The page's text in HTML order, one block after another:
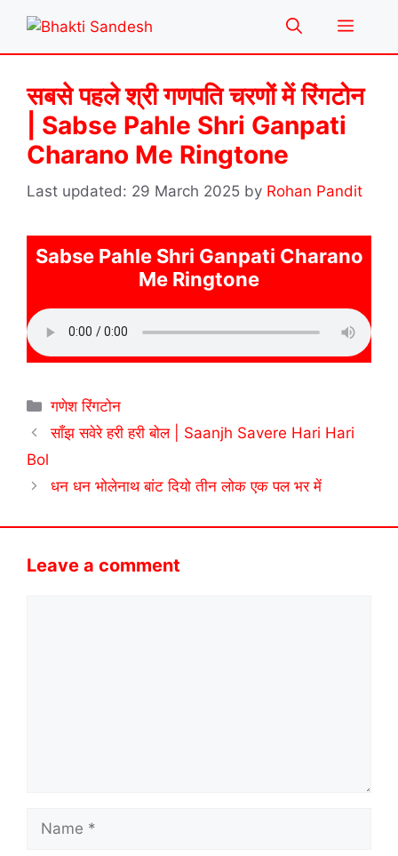
content
Menu
सबसे पहले श्री गणपति चरणों में रिंगटोन
| Sabse Pahle Shri Ganpati
Charano Me Ringtone
29 March 2025 by Rohan Pandit
Sabse Pahle Shri Ganpati Charano
Me Ringtone
Categories
गणेश रिंगटोन
साँझ सवेरे हरी हरी बोल | Saanjh Savere Hari Hari
Bol
धन धन भोलेनाथ बांट दियो तीन लोक एक पल भर में
Leave a comment